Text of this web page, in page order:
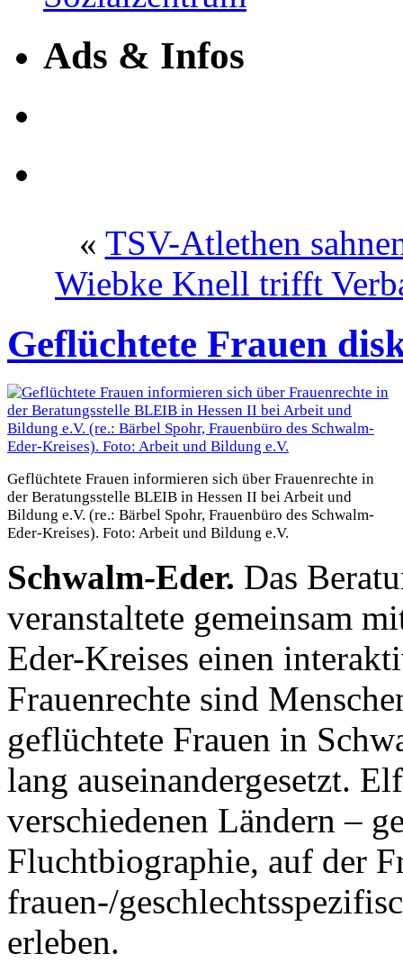
Ads & Infos
« TSV-Atlethen
Wiebke Knell trifft
Geflüchtete Frauen
Geflüchtete Frauen informieren sich über Frauenrechte in
der Beratungsstelle BLEIB in Hessen II bei Arbeit und
Bildung e.V. (re.: Bärbel Spohr, Frauenbüro des Schwalm-
Eder-Kreises). Foto: Arbeit und Bildung e.V.
Schwalm-Eder. Das
veranstaltete gemeinsam
Eder-Kreises einen
Frauenrechte sind
geflüchtete Frauen in
lang auseinandergesetzt.
verschiedenen Ländern –
Fluchtbiographie, auf der
frauen-/
erleben.